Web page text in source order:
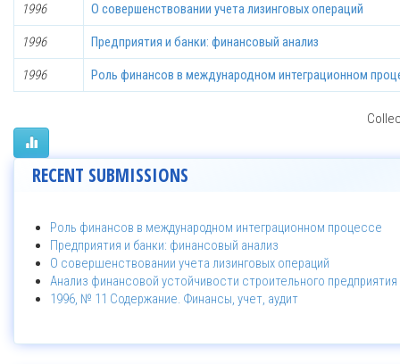
1996 О совершенствовании учета лизинговых операций
1996 Предприятия и банки: финансовый анализ
1996 Роль финансов в международном интеграционном
RECENT SUBMISSIONS
Роль финансов в международном интеграционном процессе
Предприятия и банки: финансовый анализ
О совершенствовании учета лизинговых операций
Анализ финансовой устойчивости строительного
1996, № 11 Содержание. Финансы, учет, аудит